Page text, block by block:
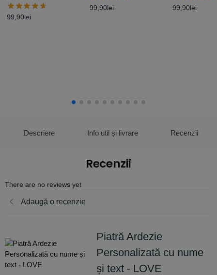
99,90lei
99,90lei 99,90lei
Descriere Info util și livrare Recenzii
Recenzii
There are no reviews yet
Adaugă o recenzie
Piatră Ardezie
Personalizată cu nume
și text - LOVE